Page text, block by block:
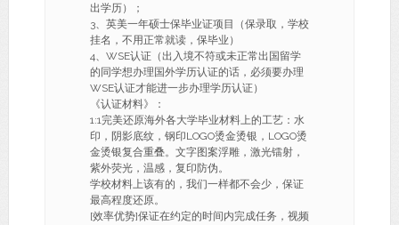
出学历）；
3、英美一年硕士保毕业证项目（保录取，学校
挂名，不用正常就读，保毕业）
4、WSE认证（出入境不符或未正常出国留学
的同学想办理国外学历认证的话，必须要办理
WSE认证才能进一步办理学历认证）
《认证材料》：
1:1完美还原海外各大学毕业材料上的工艺：水
印，阴影底纹，钢印LOGO烫金烫银，LOGO烫
金烫银复合重叠。文字图案浮雕，激光镭射，
紫外荧光，温感，复印防伪。
学校材料上该有的，我们一样都不会少，保证
最高程度还原。
[效率优势]保证在约定的时间内完成任务，视频